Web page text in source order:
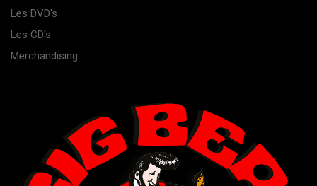
Les DVD's
Les CD's
Merchandising